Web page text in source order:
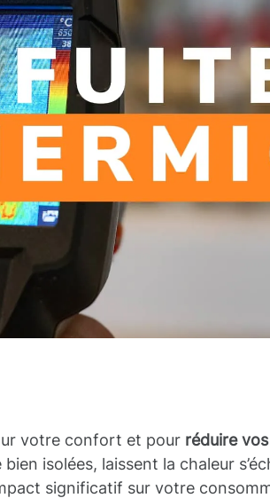
votre confort et pour réduire
isolées, laissent la chaleur
significatif sur votre